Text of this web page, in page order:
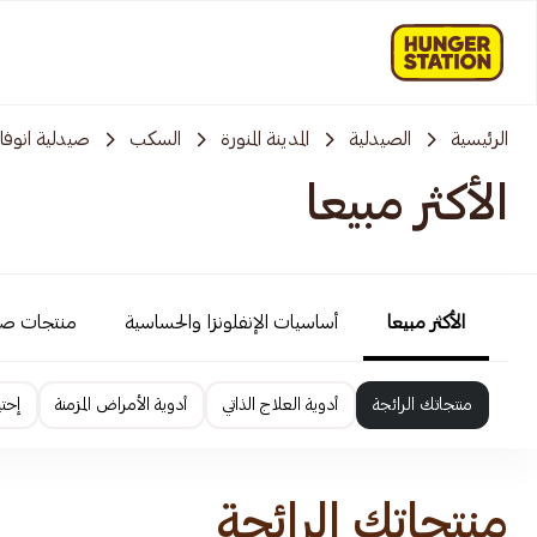
الرئيسية الصيدلية المدينة المنورة السكب صيدلية انوفا
الأكثر مبيعا
الأكثر مبيعا أساسيات الإنفلونزا والحساسية منتجات
منتجاتك الرائجة أدوية العلاج الذاتي أدوية الأمراض المزمنة
منتجاتك الرائجة